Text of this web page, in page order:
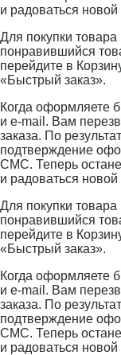
и радоваться новой
Для покупки
понравившийся
перейдите в
«Быстрый заказ».
Когда оформляете
и e-mail. Вам
заказа. По
подтверждение
СМС. Теперь
и радоваться новой
Для покупки
понравившийся
перейдите в
«Быстрый заказ».
Когда оформляете
и e-mail. Вам
заказа. По
подтверждение
СМС. Теперь
и радоваться новой